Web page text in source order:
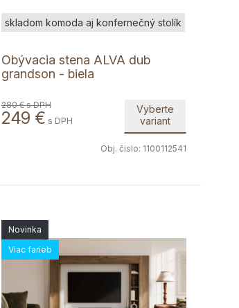
Obývacia stena ALVA dub
grandson - biela
skladom komoda aj konfernečný stolík
280 €s DPH
249 € s DPH
Vyberte
variant
Obj. čislo: 1100112541
Novinka
Viac farieb